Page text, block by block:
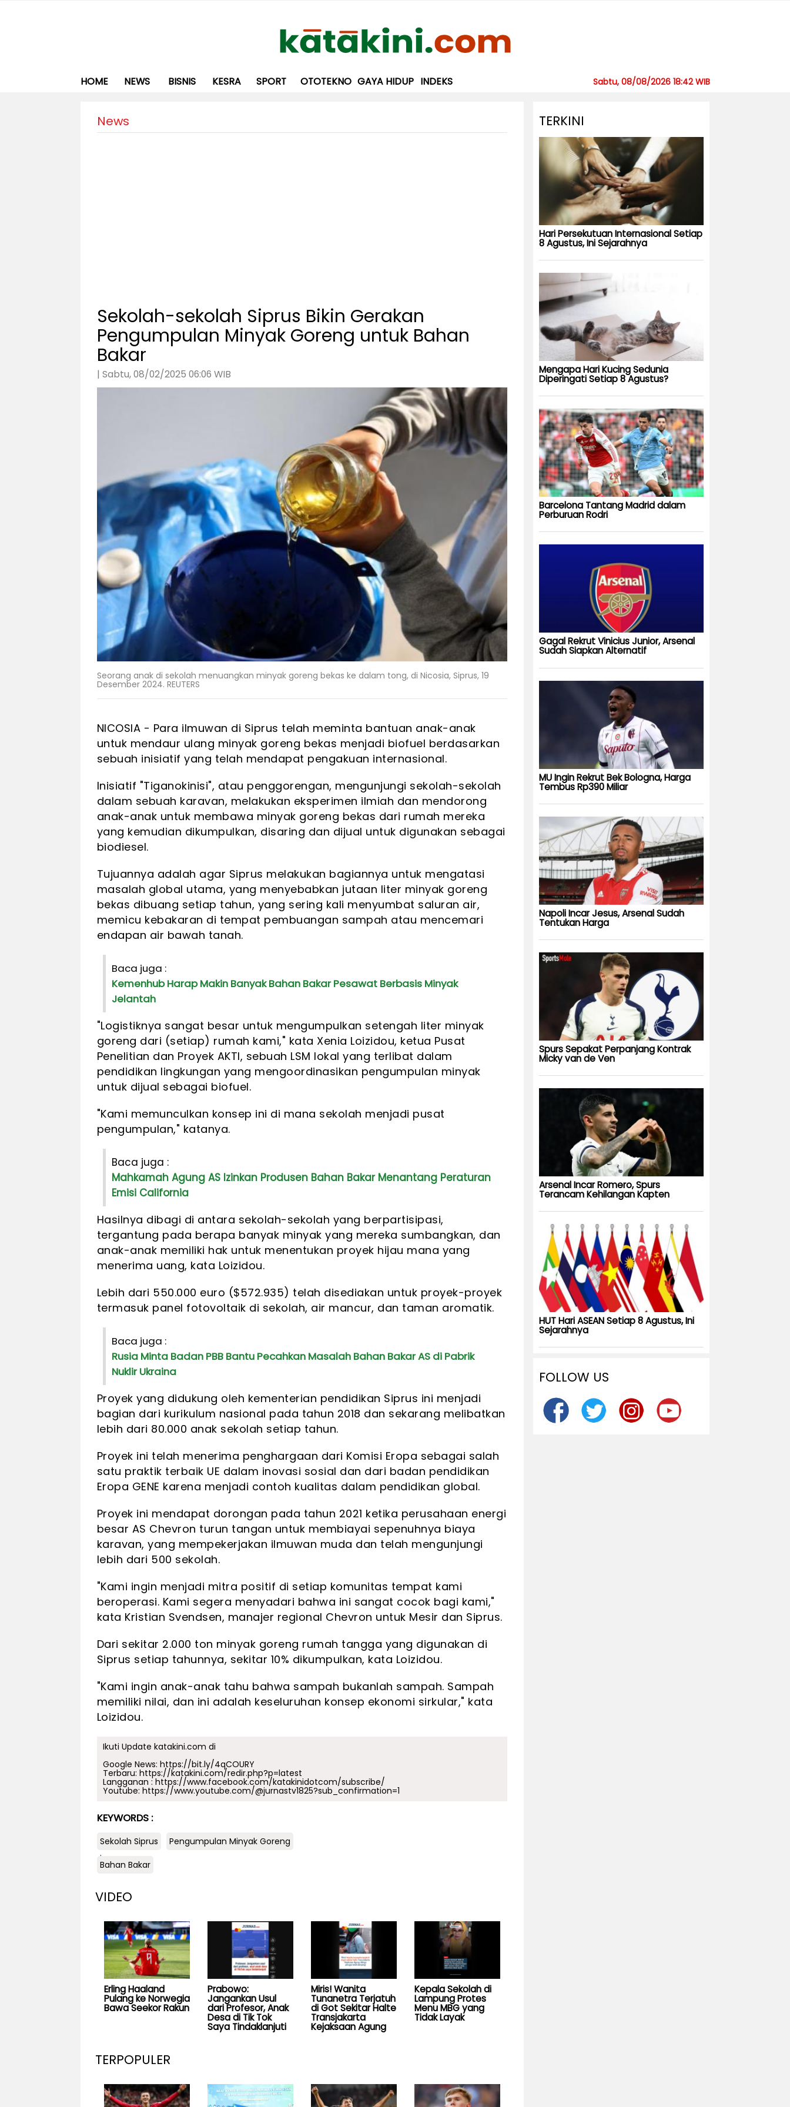
HOME NEWS BISNIS KESRA SPORT OTOTEKNO GAYA HIDUP INDEKS Sabtu, 08/08/2026 18:42 WIB
News
Sekolah-sekolah Siprus Bikin Gerakan
Pengumpulan Minyak Goreng untuk Bahan
Bakar
| Sabtu, 08/02/2025 06:06 WIB
Seorang anak di sekolah menuangkan minyak goreng bekas ke dalam tong, di Nicosia, Siprus, 19
Desember 2024. REUTERS
NICOSIA - Para ilmuwan di Siprus telah meminta bantuan anak-anak
untuk mendaur ulang minyak goreng bekas menjadi biofuel berdasarkan
sebuah inisiatif yang telah mendapat pengakuan internasional.
Inisiatif "Tiganokinisi", atau penggorengan, mengunjungi sekolah-sekolah
dalam sebuah karavan, melakukan eksperimen ilmiah dan mendorong
anak-anak untuk membawa minyak goreng bekas dari rumah mereka
yang kemudian dikumpulkan, disaring dan dijual untuk digunakan sebagai
biodiesel.
Tujuannya adalah agar Siprus melakukan bagiannya untuk mengatasi
masalah global utama, yang menyebabkan jutaan liter minyak goreng
bekas dibuang setiap tahun, yang sering kali menyumbat saluran air,
memicu kebakaran di tempat pembuangan sampah atau mencemari
endapan air bawah tanah.
Baca juga :
Kemenhub Harap Makin Banyak Bahan Bakar Pesawat Berbasis Minyak
Jelantah
"Logistiknya sangat besar untuk mengumpulkan setengah liter minyak
goreng dari (setiap) rumah kami," kata Xenia Loizidou, ketua Pusat
Penelitian dan Proyek AKTI, sebuah LSM lokal yang terlibat dalam
pendidikan lingkungan yang mengoordinasikan pengumpulan minyak
untuk dijual sebagai biofuel.
"Kami memunculkan konsep ini di mana sekolah menjadi pusat
pengumpulan," katanya.
Baca juga :
Mahkamah Agung AS Izinkan Produsen Bahan Bakar Menantang Peraturan
Emisi California
Hasilnya dibagi di antara sekolah-sekolah yang berpartisipasi,
tergantung pada berapa banyak minyak yang mereka sumbangkan, dan
anak-anak memiliki hak untuk menentukan proyek hijau mana yang
menerima uang, kata Loizidou.
Lebih dari 550.000 euro ($572.935) telah disediakan untuk proyek-proyek
termasuk panel fotovoltaik di sekolah, air mancur, dan taman aromatik.
Baca juga :
Rusia Minta Badan PBB Bantu Pecahkan Masalah Bahan Bakar AS di Pabrik
Nuklir Ukraina
Proyek yang didukung oleh kementerian pendidikan Siprus ini menjadi
bagian dari kurikulum nasional pada tahun 2018 dan sekarang melibatkan
lebih dari 80.000 anak sekolah setiap tahun.
Proyek ini telah menerima penghargaan dari Komisi Eropa sebagai salah
satu praktik terbaik UE dalam inovasi sosial dan dari badan pendidikan
Eropa GENE karena menjadi contoh kualitas dalam pendidikan global.
Proyek ini mendapat dorongan pada tahun 2021 ketika perusahaan energi
besar AS Chevron turun tangan untuk membiayai sepenuhnya biaya
karavan, yang mempekerjakan ilmuwan muda dan telah mengunjungi
lebih dari 500 sekolah.
"Kami ingin menjadi mitra positif di setiap komunitas tempat kami
beroperasi. Kami segera menyadari bahwa ini sangat cocok bagi kami,"
kata Kristian Svendsen, manajer regional Chevron untuk Mesir dan Siprus.
Dari sekitar 2.000 ton minyak goreng rumah tangga yang digunakan di
Siprus setiap tahunnya, sekitar 10% dikumpulkan, kata Loizidou.
"Kami ingin anak-anak tahu bahwa sampah bukanlah sampah. Sampah
memiliki nilai, dan ini adalah keseluruhan konsep ekonomi sirkular," kata
Loizidou.
Ikuti Update katakini.com di
Google News: https://bit.ly/4qCOURY
Terbaru: https://katakini.com/redir.php?p=latest
Langganan : https://www.facebook.com/katakinidotcom/subscribe/
Youtube: https://www.youtube.com/@jurnastv1825?sub_confirmation=1
KEYWORDS :
Sekolah Siprus
Pengumpulan Minyak Goreng
.
Bahan Bakar
VIDEO
Erling Haaland
Pulang ke Norwegia
Bawa Seekor Rakun
Prabowo:
Jangankan Usul
dari Profesor, Anak
Desa di Tik Tok
Saya Tindaklanjuti
Miris! Wanita
Tunanetra Terjatuh
di Got Sekitar Halte
Transjakarta
Kejaksaan Agung
Kepala Sekolah di
Lampung Protes
Menu MBG yang
Tidak Layak
TERPOPULER
TERKINI
Hari Persekutuan Internasional Setiap
8 Agustus, Ini Sejarahnya
Mengapa Hari Kucing Sedunia
Diperingati Setiap 8 Agustus?
Barcelona Tantang Madrid dalam
Perburuan Rodri
Gagal Rekrut Vinicius Junior, Arsenal
Sudah Siapkan Alternatif
MU Ingin Rekrut Bek Bologna, Harga
Tembus Rp390 Miliar
Napoli Incar Jesus, Arsenal Sudah
Tentukan Harga
Spurs Sepakat Perpanjang Kontrak
Micky van de Ven
Arsenal Incar Romero, Spurs
Terancam Kehilangan Kapten
HUT Hari ASEAN Setiap 8 Agustus, Ini
Sejarahnya
FOLLOW US